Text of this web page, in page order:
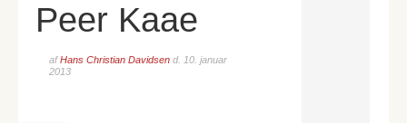
Peer Kaae
afHans Christian Davidsen d. 10. januar
2013